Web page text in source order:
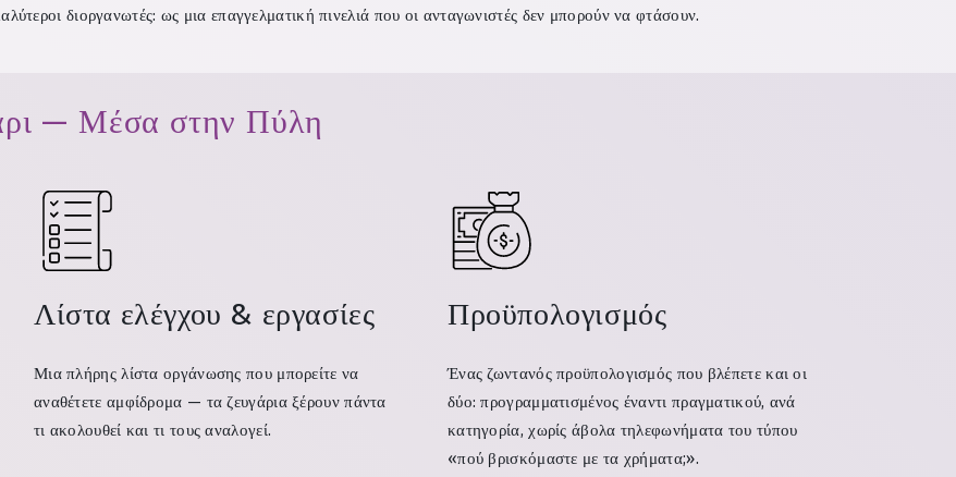
διοργανωτές: ως μια επαγγελματική πινελιά που οι ανταγωνιστές δεν μπορούν να φτάσουν.
— Μέσα στην Πύλη
Λίστα ελέγχου & εργασίες
Μια πλήρης λίστα οργάνωσης που μπορείτε να
αναθέτετε αμφίδρομα — τα ζευγάρια ξέρουν πάντα
τι ακολουθεί και τι τους αναλογεί.
Προϋπολογισμός
Ένας ζωντανός προϋπολογισμός που βλέπετε και οι
δύο: προγραμματισμένος έναντι πραγματικού, ανά
κατηγορία, χωρίς άβολα τηλεφωνήματα του τύπου
«πού βρισκόμαστε με τα χρήματα;».